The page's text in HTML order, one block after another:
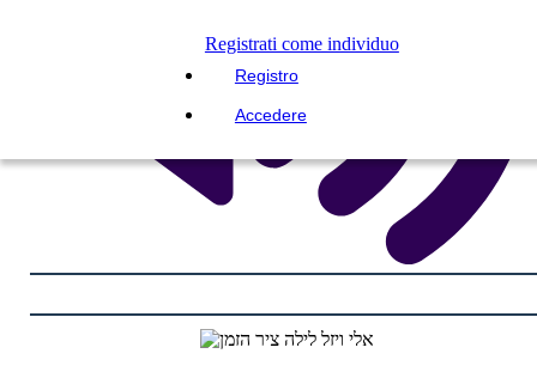
Registrati come individuo
Registro
Accedere